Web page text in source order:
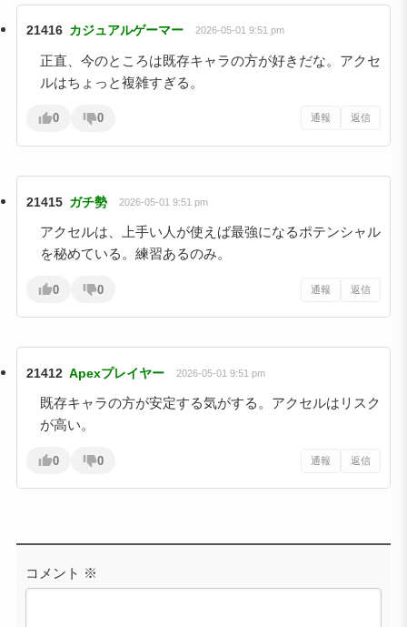
21416 カジュアルゲーマー 2026-05-01 9:51 pm
正直、今のところは既存キャラの方が好きだな。アクセ
ルはちょっと複雑すぎる。
0 0 通報 返信
21415 ガチ勢 2026-05-01 9:51 pm
アクセルは、上手い人が使えば最強になるポテンシャル
を秘めている。練習あるのみ。
0 0 通報 返信
21412 Apexプレイヤー 2026-05-01 9:51 pm
既存キャラの方が安定する気がする。アクセルはリスク
が高い。
0 0 通報 返信
コメント ※